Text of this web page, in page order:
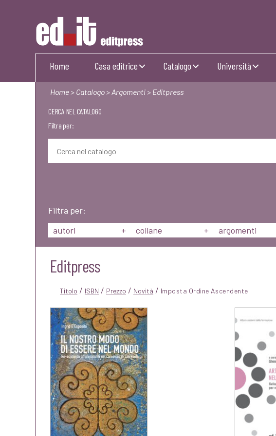
Editpress
Home Casa editrice Catalogo Università
Home> Catalogo> Argomenti> Editpress
CERCA NEL CATALOGO
Filtra per:
Filtra per:
autori
+ collane + argomenti
Editpress
Titolo / ISBN / Prezzo / Novità /